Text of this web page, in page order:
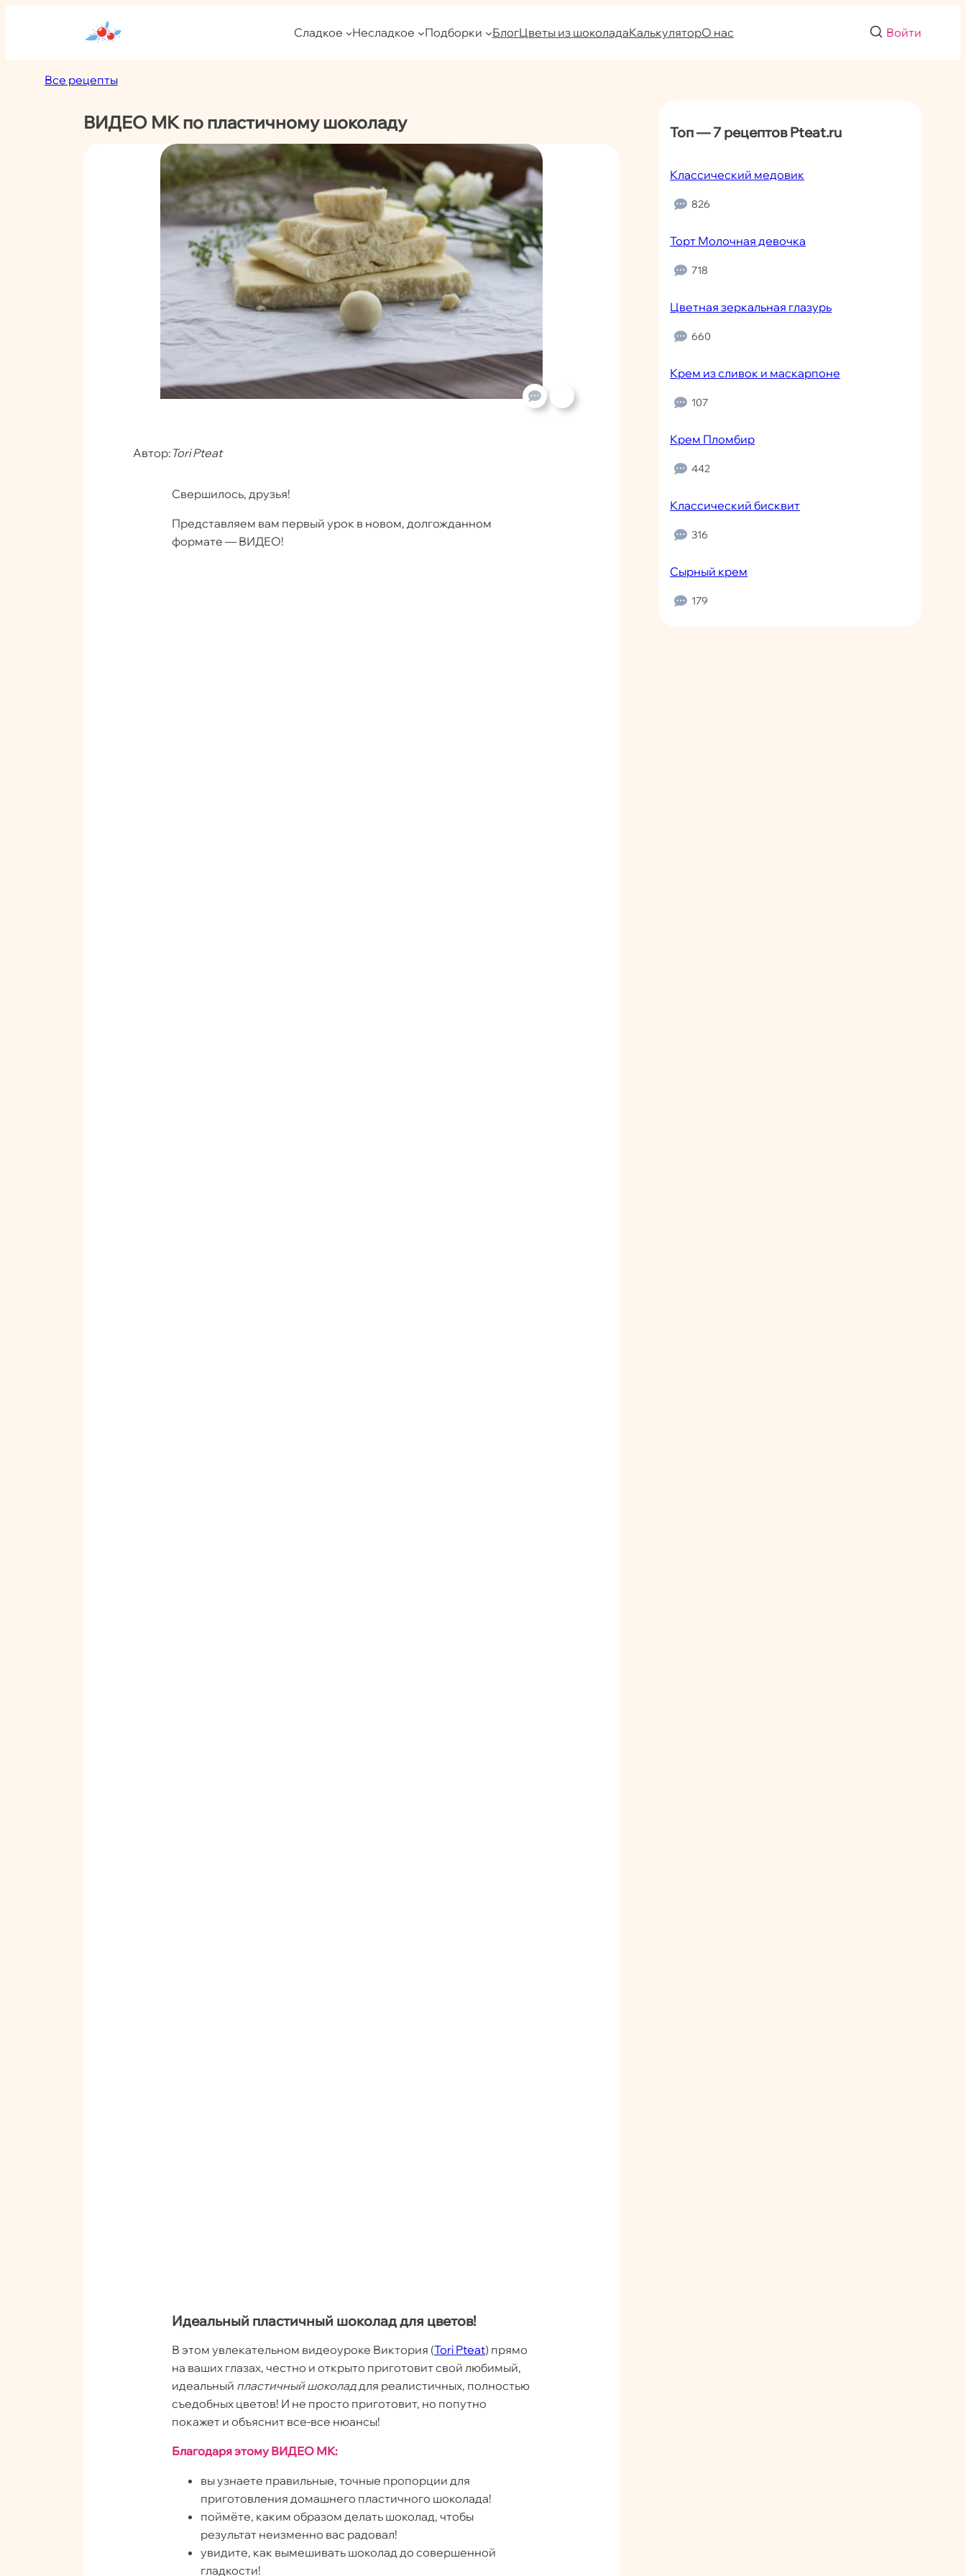
Сладкое Несладкое Подборки БлогЦветы из шоколадаКалькуляторО нас Войти
Все рецепты
ВИДЕО МК по пластичному шоколаду
Автор: Tori Pteat
Свершилось, друзья!
Представляем вам первый урок в новом, долгожданном
формате — ВИДЕО!
Идеальный пластичный шоколад для цветов!
В этом увлекательном видеоуроке Виктория (Tori Pteat) прямо
на ваших глазах, честно и открыто приготовит свой любимый,
идеальный пластичный шоколаддля реалистичных, полностью
съедобных цветов! И не просто приготовит, но попутно
покажет и объяснит все-все нюансы!
Благодаря этому ВИДЕО МК:
вы узнаете правильные, точные пропорции для
приготовления домашнего пластичного шоколада!
поймёте, каким образом делать шоколад, чтобы
результат неизменно вас радовал!
увидите, как вымешивать шоколад до совершенной
гладкости!
Топ — 7 рецептов Pteat.ru
Классический медовик
826
Торт Молочная девочка
718
Цветная зеркальная глазурь
660
Крем из сливок и маскарпоне
107
Крем Пломбир
442
Классический бисквит
316
Сырный крем
179